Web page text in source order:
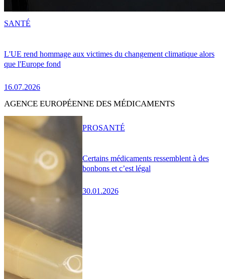
L'UE rend hommage aux victimes du changement climatique alors
que l'Europe fond
16.07.2026
SANTÉ
AGENCE EUROPÉENNE DES MÉDICAMENTS
Certains médicaments ressemblent à des
bonbons et c’est légal
30.01.2026
PROSANTÉ